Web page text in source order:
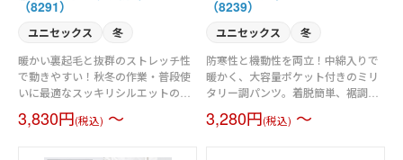
（8291）
ユニセックス 冬
暖かい裏起毛と抜群のストレッチ性
で動きやすい！秋冬の作業・普段使
いに最適なスッキリシルエットのカ
3,830円(税込) ～
（8239）
ユニセックス 冬
防寒性と機動性を両立！中綿入りで
暖かく、大容量ポケット付きのミリ
タリー調パンツ。着脱簡単、裾調節
3,280円(税込) ～